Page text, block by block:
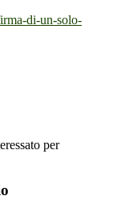
di-un-solo-
per